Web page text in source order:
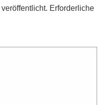
Erforderliche